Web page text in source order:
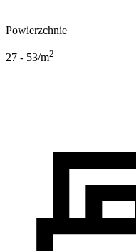
Powierzchnie
27 - 53/m2